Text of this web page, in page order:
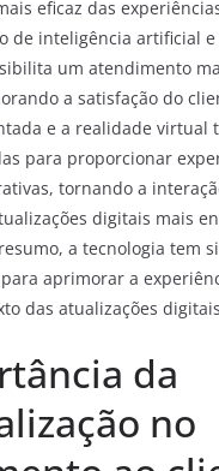
eficaz das
de inteligência artificial
um atendimento
a satisfação do
e a realidade virtual
para proporcionar
tornando a
digitais mais
a tecnologia tem
aprimorar a
das atualizações
da
no